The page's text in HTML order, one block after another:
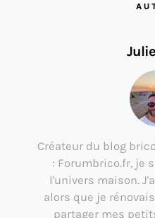
Créateur du blog
: Forumbrico.fr, je
l'univers maison.
alors que je
partager mes